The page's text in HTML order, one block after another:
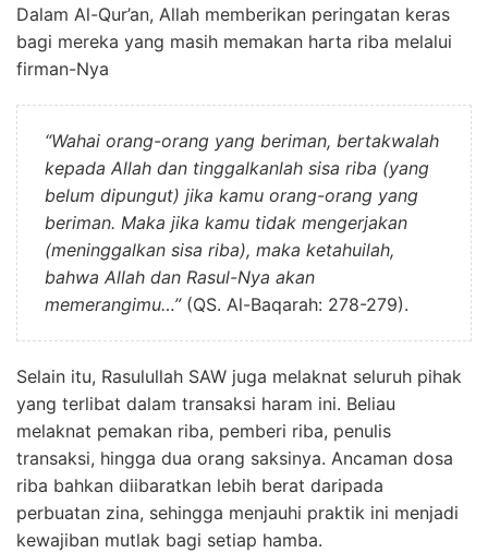
Dalam Al-Qur’an, Allah memberikan peringatan keras
bagi mereka yang masih memakan harta riba melalui
firman-Nya
“Wahai orang-orang yang beriman, bertakwalah
kepada Allah dan tinggalkanlah sisa riba (yang
belum dipungut) jika kamu orang-orang yang
beriman. Maka jika kamu tidak mengerjakan
(meninggalkan sisa riba), maka ketahuilah,
bahwa Allah dan Rasul-Nya akan
memerangimu…”(QS. Al-Baqarah: 278-279).
Selain itu, Rasulullah SAW juga melaknat seluruh pihak
yang terlibat dalam transaksi haram ini. Beliau
melaknat pemakan riba, pemberi riba, penulis
transaksi, hingga dua orang saksinya. Ancaman dosa
riba bahkan diibaratkan lebih berat daripada
perbuatan zina, sehingga menjauhi praktik ini menjadi
kewajiban mutlak bagi setiap hamba.